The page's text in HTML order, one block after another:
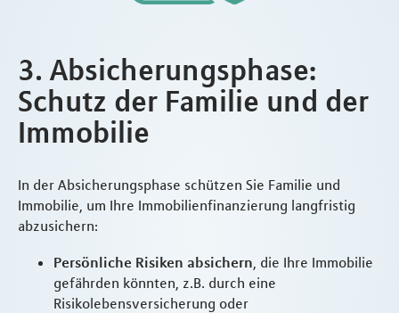
3. Absicherungsphase:
Schutz der Familie und der
Immobilie
In der Absicherungsphase schützen Sie Familie und
Immobilie, um Ihre Immobilienfinanzierung langfristig
abzusichern:
Persönliche Risiken absichern , die Ihre Immobilie
gefährden könnten, z.B. durch eine
Risikolebensversicherung oder